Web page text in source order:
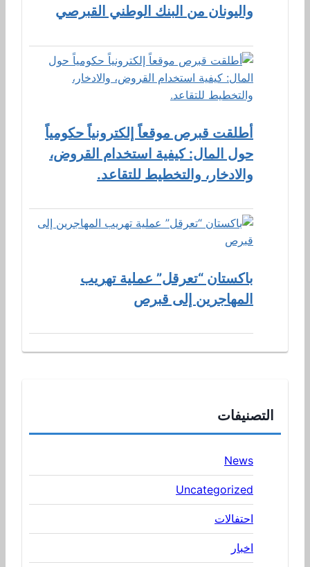
واليونان من البنك الوطني القبرصي
أطلقت قبرص موقعاً إلكترونياً حكومياً
حول المال: كيفية استخدام القروض،
والادخار، والتخطيط للتقاعد.
باكستان “تعرقل” عملية تهريب
المهاجرين إلى قبرص
التصنيفات
News
Uncategorized
احتفالات
اخبار